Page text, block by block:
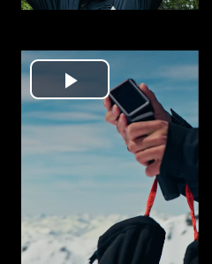
Play
Video